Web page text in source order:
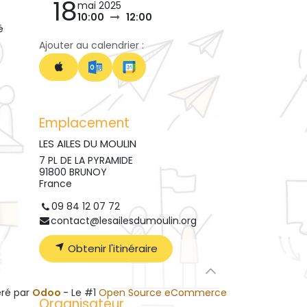
18mai 2025
10:00
12:00
Ajouter au calendrier :
Emplacement
LES AILES DU MOULIN
7 PL DE LA PYRAMIDE
91800 BRUNOY
France
09 84 12 07 72
contact@lesailesdumoulin.org
Obtenir l'itinéraire
par Odoo - Le #1 Open Source eCommerce